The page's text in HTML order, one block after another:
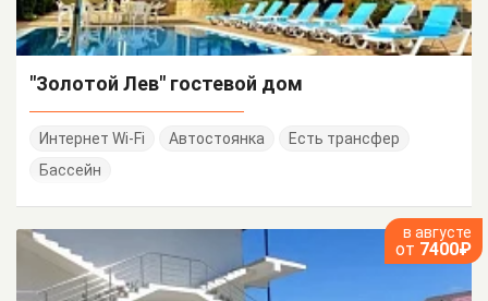
"Золотой Лев" гостевой дом
Интернет Wi-Fi Автостоянка
Есть трансфер
Бассейн
в августе
от 7400₽